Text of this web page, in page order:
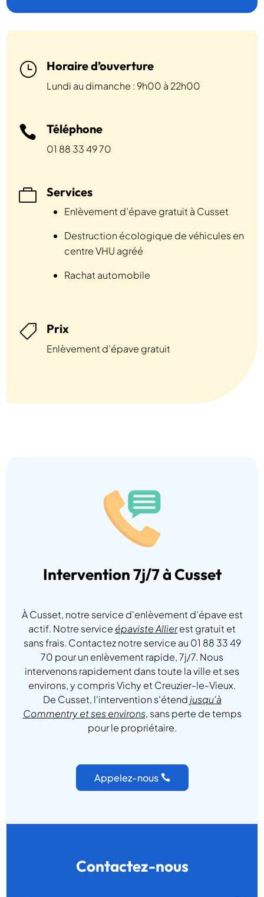
} Horaire d’ouverture
Lundi au dimanche : 9h00 à 22h00
 Téléphone
01 88 33 49 70
 Services
Enlèvement d’épave gratuit à Cusset
Destruction écologique de véhicules en
centre VHU agréé
Rachat automobile
 Prix
Enlèvement d’épave gratuit
Intervention 7j/7 à Cusset
À Cusset, notre service d'enlèvement d'épave est
actif. Notre service épaviste Allierest gratuit et
sans frais. Contactez notre service au 01 88 33 49
70 pour un enlèvement rapide, 7j/7. Nous
intervenons rapidement dans toute la ville et ses
environs, y compris Vichy et Creuzier-le-Vieux.
De Cusset, l'intervention s'étend jusqu'à
Commentry et ses environs, sans perte de temps
pour le propriétaire.
Appelez-nous
Contactez-nous